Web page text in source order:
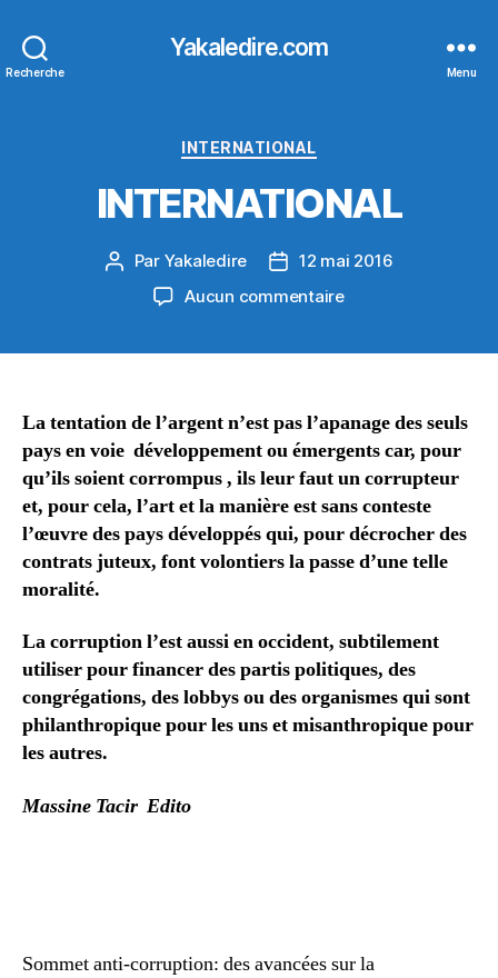
Recherche
Yakaledire.com
Menu
Catégories
INTERNATIONAL
INTERNATIONAL
Auteur
l’article
Par Yakaledire
Date12 mai 2016
Aucun commentairesur
La tentation de l’argent n’est pas l’apanage des seuls
pays en voie développement ou émergents car, pour
qu’ils soient corrompus , ils leur faut un corrupteur
et, pour cela, l’art et la manière est sans conteste
l’œuvre des pays développés qui, pour décrocher des
contrats juteux, font volontiers la passe d’une telle
moralité.
La corruption l’est aussi en occident, subtilement
utiliser pour financer des partis politiques, des
congrégations, des lobbys ou des organismes qui sont
philanthropique pour les uns et misanthropique pour
les autres.
Massine Tacir Edito
Sommet anti-corruption: des avancées sur la